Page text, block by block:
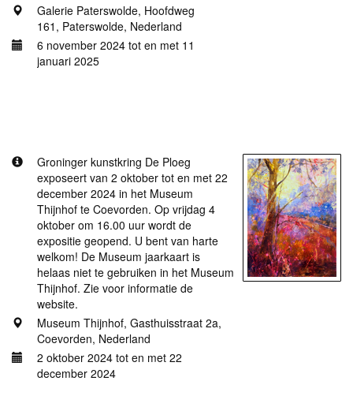
Galerie Paterswolde, Hoofdweg
161, Paterswolde, Nederland
6 november 2024 tot en met 11
januari 2025
Groninger kunstkring De Ploeg
exposeert van 2 oktober tot en met 22
december 2024 in het Museum
Thijnhof te Coevorden. Op vrijdag 4
oktober om 16.00 uur wordt de
expositie geopend. U bent van harte
welkom! De Museum jaarkaart is
helaas niet te gebruiken in het Museum
Thijnhof. Zie voor informatie de
website.
Museum Thijnhof, Gasthuisstraat 2a,
Coevorden, Nederland
2 oktober 2024 tot en met 22
december 2024